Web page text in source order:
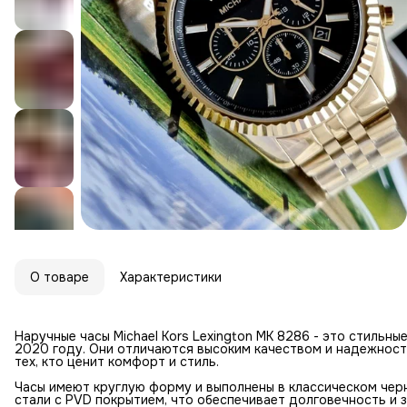
О товаре Характеристики
Наручные часы Michael Kors Lexington MK 8286 - это
2020 году. Они отличаются высоким качеством и
тех, кто ценит комфорт и стиль.
Часы имеют круглую форму и выполнены в классическом
стали с PVD покрытием, что обеспечивает долговечность